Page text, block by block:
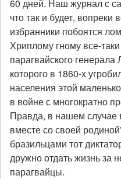
60 дней. Наш журнал с
что так и будет,
избранники побоятся
Хриплому гному все-
парагвайского
которого в 1860-х
населения этой
в войне с многократно
Правда, в нашем случае
вместе со своей
бразильцами тот
дружно отдать жизнь за
парагвайцы.